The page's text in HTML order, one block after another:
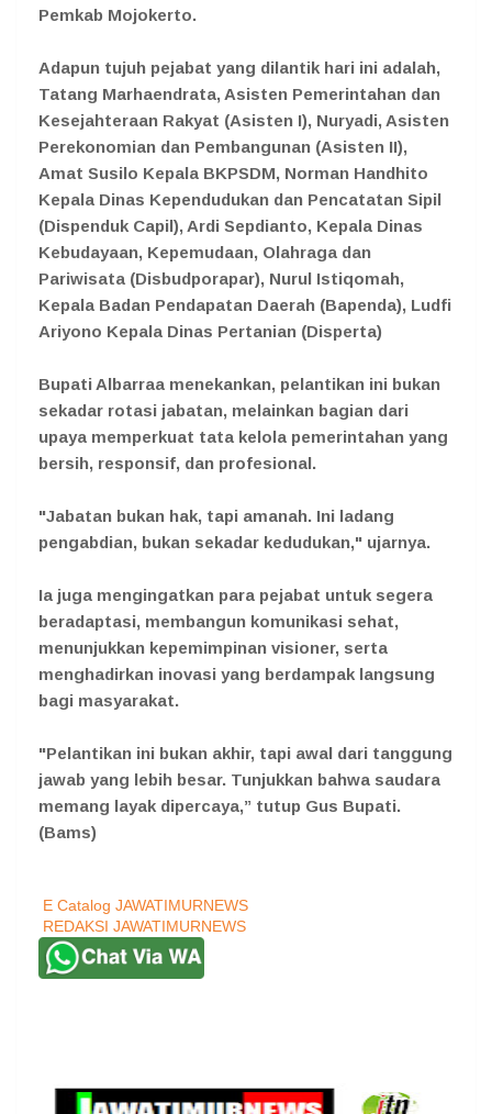
Pemkab Mojokerto.
Adapun tujuh pejabat yang dilantik hari ini adalah,
Tatang Marhaendrata, Asisten Pemerintahan dan
Kesejahteraan Rakyat (Asisten I), Nuryadi, Asisten
Perekonomian dan Pembangunan (Asisten II),
Amat Susilo Kepala BKPSDM, Norman Handhito
Kepala Dinas Kependudukan dan Pencatatan Sipil
(Dispenduk Capil), Ardi Sepdianto, Kepala Dinas
Kebudayaan, Kepemudaan, Olahraga dan
Pariwisata (Disbudporapar), Nurul Istiqomah,
Kepala Badan Pendapatan Daerah (Bapenda), Ludfi
Ariyono Kepala Dinas Pertanian (Disperta)
Bupati Albarraa menekankan, pelantikan ini bukan
sekadar rotasi jabatan, melainkan bagian dari
upaya memperkuat tata kelola pemerintahan yang
bersih, responsif, dan profesional.
"Jabatan bukan hak, tapi amanah. Ini ladang
pengabdian, bukan sekadar kedudukan," ujarnya.
Ia juga mengingatkan para pejabat untuk segera
beradaptasi, membangun komunikasi sehat,
menunjukkan kepemimpinan visioner, serta
menghadirkan inovasi yang berdampak langsung
bagi masyarakat.
"Pelantikan ini bukan akhir, tapi awal dari tanggung
jawab yang lebih besar. Tunjukkan bahwa saudara
memang layak dipercaya,” tutup Gus Bupati.
(Bams)
E Catalog JAWATIMURNEWS
REDAKSI JAWATIMURNEWS